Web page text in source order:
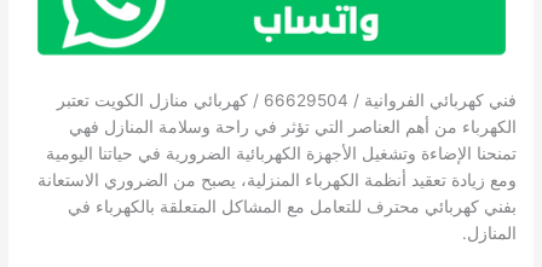
فني كهربائي الفروانية / 66629504 / كهربائي منازل الكويت تعتبر
الكهرباء من أهم العناصر التي تؤثر في راحة وسلامة المنازل فهي
تمنحنا الإضاءة وتشغيل الأجهزة الكهربائية الضرورية في حياتنا اليومية
ومع زيادة تعقيد أنظمة الكهرباء المنزلية، يصبح من الضروري الاستعانة
بفني كهربائي محترف للتعامل مع المشاكل المتعلقة بالكهرباء في
المنازل.